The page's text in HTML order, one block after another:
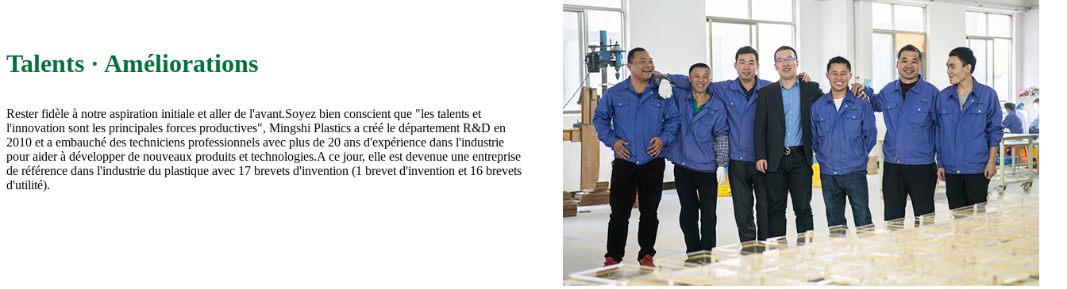
Talents · Améliorations
Rester fidèle à notre aspiration initiale et aller de l'avant.Soyez bien conscient que "les talents et
l'innovation sont les principales forces productives", Mingshi Plastics a créé le département R&D en
2010 et a embauché des techniciens professionnels avec plus de 20 ans d'expérience dans l'industrie
pour aider à développer de nouveaux produits et technologies.A ce jour, elle est devenue une entreprise
de référence dans l'industrie du plastique avec 17 brevets d'invention (1 brevet d'invention et 16 brevets
d'utilité).